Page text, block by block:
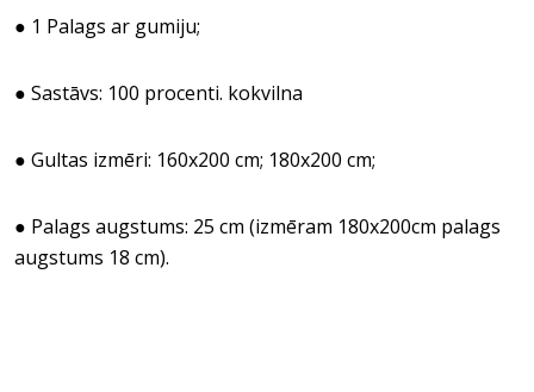
● 1 Palags ar gumiju;
● Sastāvs: 100 procenti. kokvilna
● Gultas izmēri: 160x200 cm; 180x200 cm;
● Palags augstums: 25 cm (izmēram 180x200cm palags
augstums 18 cm).